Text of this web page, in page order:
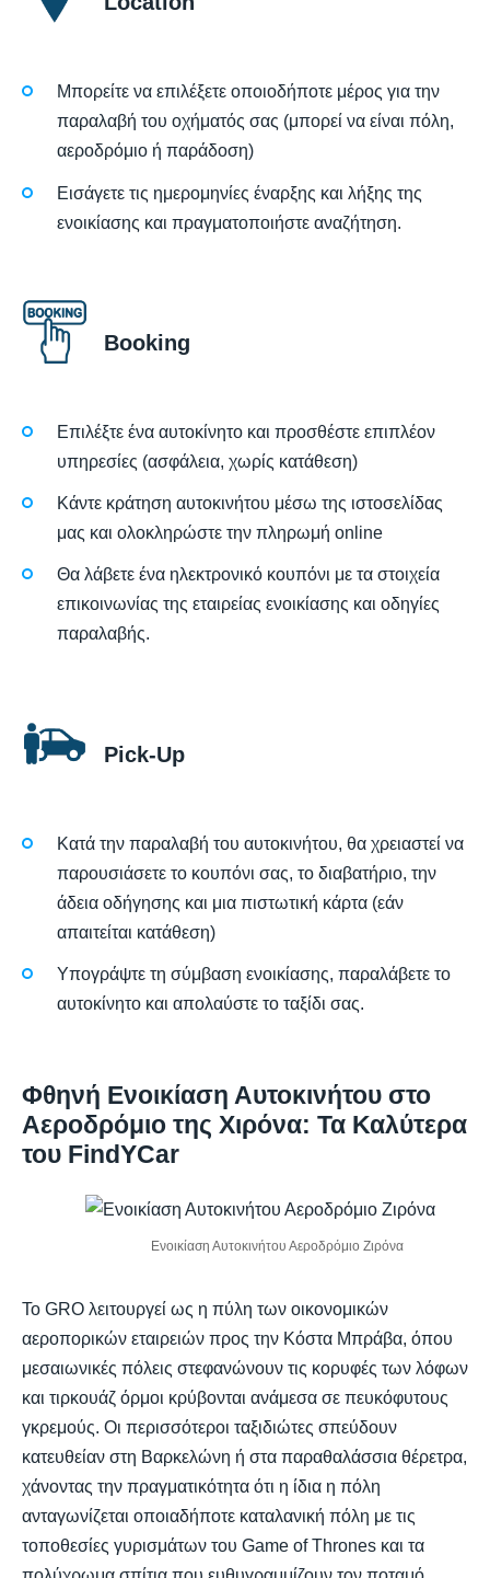
Μπορείτε να επιλέξετε οποιοδήποτε μέρος για την
παραλαβή του οχήματός σας (μπορεί να είναι πόλη,
αεροδρόμιο ή παράδοση)
Εισάγετε τις ημερομηνίες έναρξης και λήξης της
ενοικίασης και πραγματοποιήστε αναζήτηση.
Booking
Επιλέξτε ένα αυτοκίνητο και προσθέστε επιπλέον
υπηρεσίες (ασφάλεια, χωρίς κατάθεση)
Κάντε κράτηση αυτοκινήτου μέσω της ιστοσελίδας
μας και ολοκληρώστε την πληρωμή online
Θα λάβετε ένα ηλεκτρονικό κουπόνι με τα στοιχεία
επικοινωνίας της εταιρείας ενοικίασης και οδηγίες
παραλαβής.
Pick-Up
Κατά την παραλαβή του αυτοκινήτου, θα χρειαστεί να
παρουσιάσετε το κουπόνι σας, το διαβατήριο, την
άδεια οδήγησης και μια πιστωτική κάρτα (εάν
απαιτείται κατάθεση)
Υπογράψτε τη σύμβαση ενοικίασης, παραλάβετε το
αυτοκίνητο και απολαύστε το ταξίδι σας.
Φθηνή Ενοικίαση Αυτοκινήτου στο
Αεροδρόμιο της Χιρόνα: Τα Καλύτερα
του FindYCar
Ενοικίαση Αυτοκινήτου Αεροδρόμιο Ζιρόνα
Το GRO λειτουργεί ως η πύλη των οικονομικών
αεροπορικών εταιρειών προς την Κόστα Μπράβα, όπου
μεσαιωνικές πόλεις στεφανώνουν τις κορυφές των λόφων
και τιρκουάζ όρμοι κρύβονται ανάμεσα σε πευκόφυτους
γκρεμούς. Οι περισσότεροι ταξιδιώτες σπεύδουν
κατευθείαν στη Βαρκελώνη ή στα παραθαλάσσια θέρετρα,
χάνοντας την πραγματικότητα ότι η ίδια η πόλη
ανταγωνίζεται οποιαδήποτε καταλανική πόλη με τις
τοποθεσίες γυρισμάτων του Game of Thrones και τα